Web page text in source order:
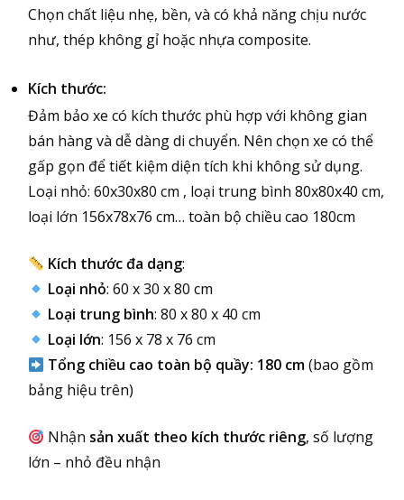
Chọn chất liệu nhẹ, bền, và có khả năng chịu nước
như, thép không gỉ hoặc nhựa composite.
Kích thước:
Đảm bảo xe có kích thước phù hợp với không gian
bán hàng và dễ dàng di chuyển. Nên chọn xe có thể
gấp gọn để tiết kiệm diện tích khi không sử dụng.
Loại nhỏ: 60x30x80 cm , loại trung bình 80x80x40 cm,
loại lớn 156x78x76 cm… toàn bộ chiều cao 180cm
Kích thước đa dạng:
Loại nhỏ: 60 x 30 x 80 cm
Loại trung bình: 80 x 80 x 40 cm
Loại lớn: 156 x 78 x 76 cm
Tổng chiều cao toàn bộ quầy: 180 cm(bao gồm
bảng hiệu trên)
Nhận sản xuất theo kích thước riêng, số lượng
lớn – nhỏ đều nhận